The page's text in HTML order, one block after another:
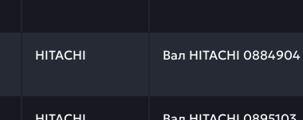
HITACHI Вал HITACHI 0884904
гарантию качества и
гарантию качества и